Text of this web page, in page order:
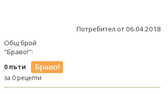
Потребител от 06.04.2018
Общ брой
"Браво!":
0 пъти
за 0 рецепти